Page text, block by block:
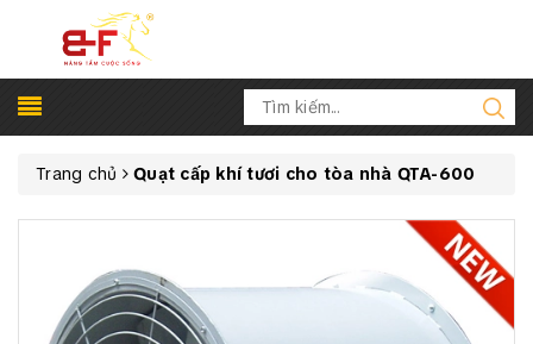
Trang chủ Quạt cấp khí tươi cho tòa nhà QTA-600